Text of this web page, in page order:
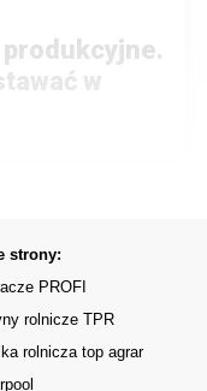
w
strony:
PROFI
rolnicze TPR
rolnicza top agrar